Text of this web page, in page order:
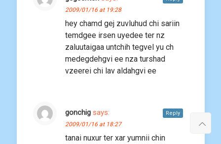
2009/01/16 at 19:28
hey chamd gej zuvluhud chi sariin
temdgee irsen uyedee ter nz
zaluutaigaa untchih tegvel yu ch
medegdehgvi ee nza turshad
vzeerei chi lav aldahgvi ee
gonchig says:
2009/01/16 at 18:27
tanai nuxur ter xar yumnii chin
Reply